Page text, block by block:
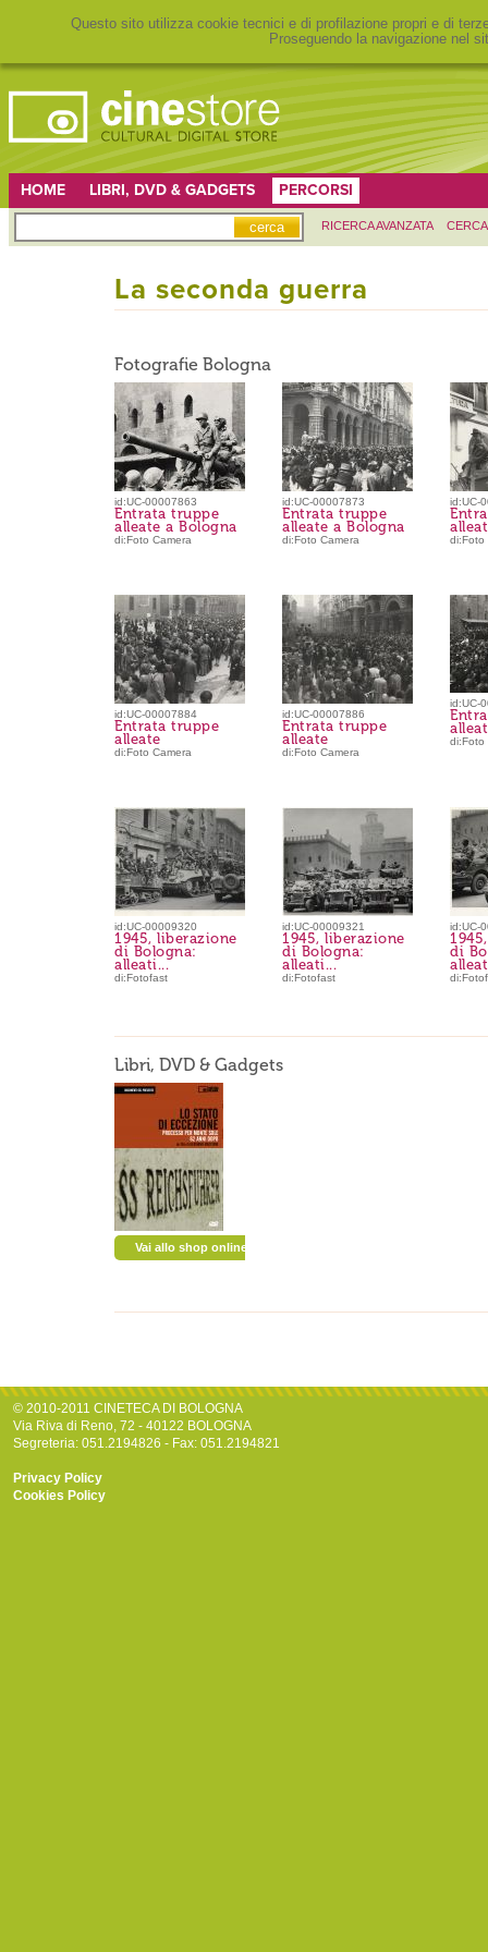
Questo sito utilizza cookie tecnici e di profilazione propri e di
Proseguendo la navigazione nel
HOME LIBRI, DVD & GADGETS PERCORSI
RICERCA AVANZATA
La seconda guerra
Fotografie Bologna
id:UC-00007863
Entrata truppe
alleate a Bologna
di:Foto Camera
id:UC-00007873
Entrata truppe
alleate a Bologna
di:Foto Camera
id:UC-
di:Foto
id:UC-00007884
Entrata truppe
alleate
di:Foto Camera
id:UC-00007886
Entrata truppe
alleate
di:Foto Camera
id:UC-
di:Foto
id:UC-00009320
1945, liberazione
di Bologna:
alleati...
di:Fotofast
id:UC-00009321
1945, liberazione
di Bologna:
alleati...
di:Fotofast
id:UC-
di
Libri, DVD & Gadgets
Vai allo shop online
© 2010-2011 CINETECA DI BOLOGNA
Via Riva di Reno, 72 - 40122 BOLOGNA
Segreteria: 051.2194826 - Fax: 051.2194821
Privacy Policy
Cookies Policy